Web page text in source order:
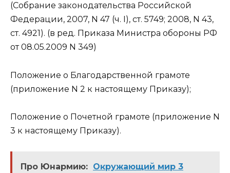
(Собрание законодательства Российской
Федерации, 2007, N 47 (ч. I), ст. 5749; 2008, N 43,
ст. 4921). (в ред. Приказа Министра обороны РФ
от 08.05.2009 N 349)
Положение о Благодарственной грамоте
(приложение N 2 к настоящему Приказу);
Положение о Почетной грамоте (приложение N
3 к настоящему Приказу).
Про Юнармию: Окружающий мир 3